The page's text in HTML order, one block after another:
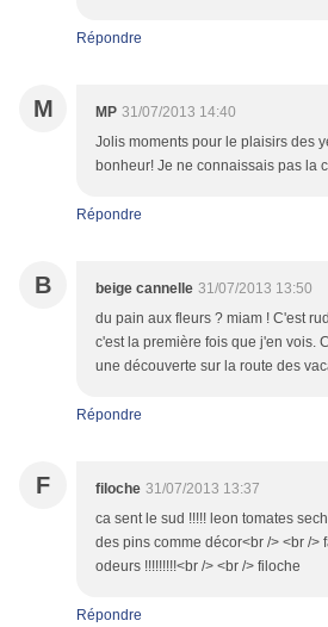
Répondre
M MP 31/07/2013 14:40
Jolis moments pour le plaisirs des
bonheur! Je ne connaissais pas la
Répondre
B beige cannelle 31/07/2013 13:50
du pain aux fleurs ? miam ! C'est
c'est la première fois que j'en vois.
une découverte sur la route des
Répondre
F filoche 31/07/2013 13:37
ca sent le sud !!!!! leon tomates
des pins comme décor<br /> <br />
odeurs !!!!!!!!!<br /> <br /> filoche
Répondre